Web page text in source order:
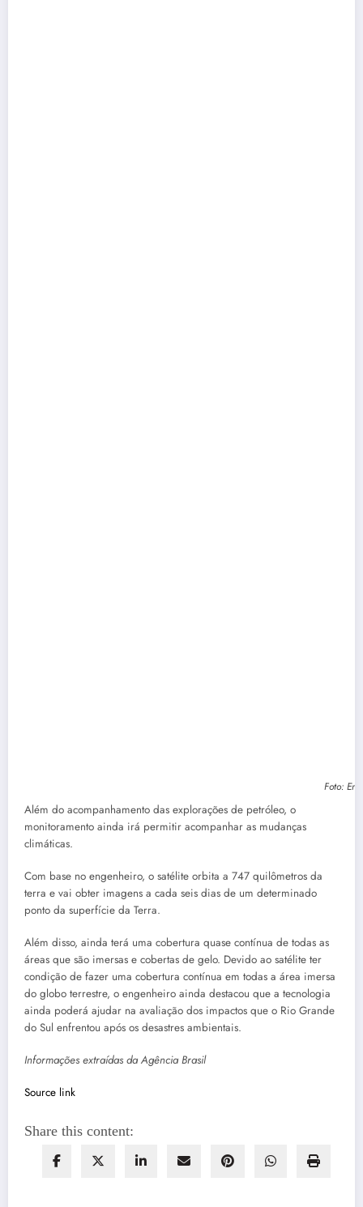
Foto:
Além do acompanhamento das explorações de petróleo, o
monitoramento ainda irá permitir acompanhar as mudanças
climáticas.
Com base no engenheiro, o satélite orbita a 747 quilômetros da
terra e vai obter imagens a cada seis dias de um determinado
ponto da superfície da Terra.
Além disso, ainda terá uma cobertura quase contínua de todas as
áreas que são imersas e cobertas de gelo. Devido ao satélite ter
condição de fazer uma cobertura contínua em todas a área imersa
do globo terrestre, o engenheiro ainda destacou que a tecnologia
ainda poderá ajudar na avaliação dos impactos que o Rio Grande
do Sul enfrentou após os desastres ambientais.
Informações extraídas da Agência Brasil
Source link
Share this content: